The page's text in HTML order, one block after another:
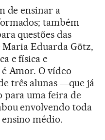
de ensinar a
também
questões das
Eduarda Götz,
e física e
Amor. O vídeo
três alunas ―que já
para uma feira de
envolvendo toda
médio.